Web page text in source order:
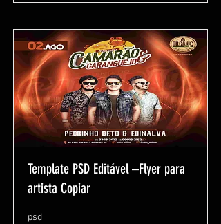
Template PSD Editável –Flyer para
artista Copiar
psd